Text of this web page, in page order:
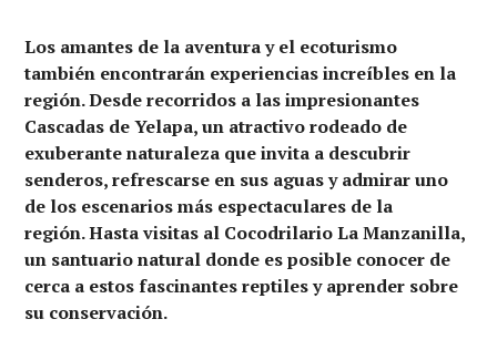
Los amantes de la aventura y el ecoturismo
también encontrarán experiencias increíbles en la
región. Desde recorridos a las impresionantes
Cascadas de Yelapa, un atractivo rodeado de
exuberante naturaleza que invita a descubrir
senderos, refrescarse en sus aguas y admirar uno
de los escenarios más espectaculares de la
región. Hasta visitas al Cocodrilario La Manzanilla,
un santuario natural donde es posible conocer de
cerca a estos fascinantes reptiles y aprender sobre
su conservación.